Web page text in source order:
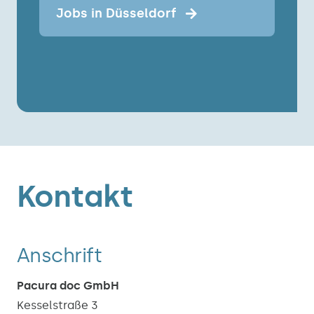
Jobs in Düsseldorf
Kontakt
Anschrift
Pacura doc GmbH
Kesselstraße 3